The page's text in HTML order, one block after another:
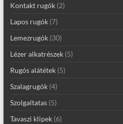
Kontakt rugók(2)
Lapos rugók(7)
Lemezrugók(30)
Lézer alkatrészek(5)
Rugós alátétek(5)
Szalagrugók(4)
Szolgaltatas(5)
Tavaszi klipek(6)